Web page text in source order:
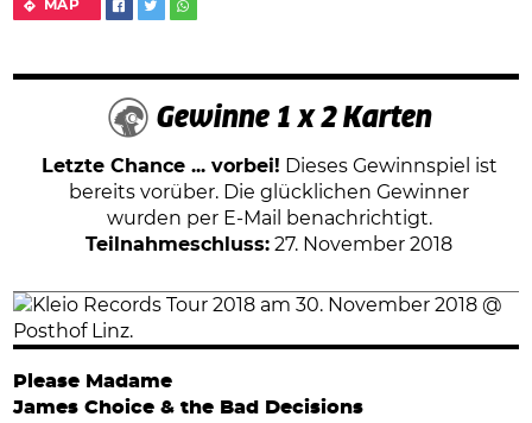
MAP
Gewinne 1 x 2 Karten
Letzte Chance ... vorbei! Dieses Gewinnspiel ist
bereits vorüber. Die glücklichen Gewinner
wurden per E-Mail benachrichtigt.
Teilnahmeschluss: 27. November 2018
Please Madame
James Choice & the Bad Decisions